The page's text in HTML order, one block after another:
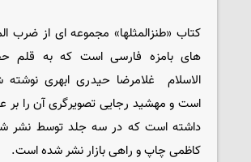
کتاب «طنزالمثلها» مجموعه ای از ضرب
های بامزه فارسی است که به قلم
الاسلام غلامرضا حیدری ابهری نوشته
است و مهشید رجایی تصویرگری آن را بر
داشته است که در سه جلد توسط نشر
کاظمی چاپ و راهی بازار نشر شده است.